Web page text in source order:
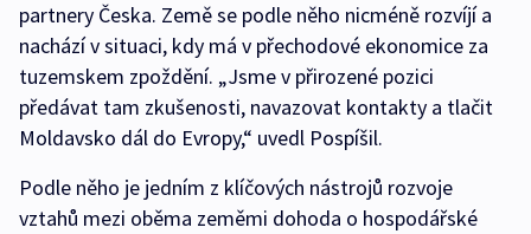
partnery Česka. Země se podle něho nicméně rozvíjí a
nachází v situaci, kdy má v přechodové ekonomice za
tuzemskem zpoždění. „Jsme v přirozené pozici
předávat tam zkušenosti, navazovat kontakty a tlačit
Moldavsko dál do Evropy,“ uvedl Pospíšil.
Podle něho je jedním z klíčových nástrojů rozvoje
vztahů mezi oběma zeměmi dohoda o hospodářské